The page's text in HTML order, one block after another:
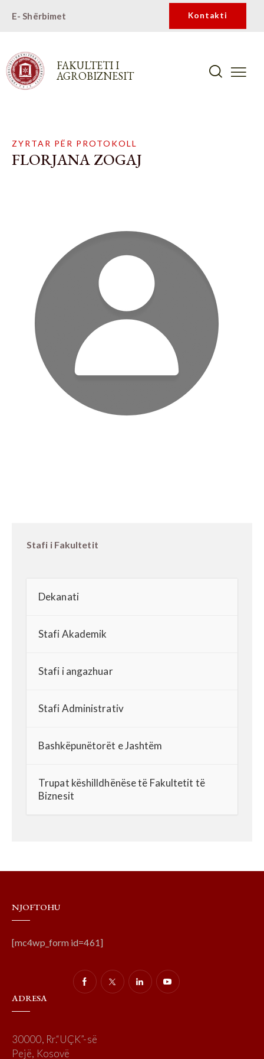
E- Shërbimet Kontakti
FAKULTETI I
AGROBIZNESIT
ZYRTAR PËR PROTOKOLL
FLORJANA ZOGAJ
Stafi i Fakultetit
Dekanati
Stafi Akademik
Stafi i angazhuar
Stafi Administrativ
Bashkëpunëtorët e Jashtëm
Trupat këshilldhënëse të Fakultetit të
Biznesit
NJOFTOHU
[mc4wp_form id=461]
ADRESA
30000, Rr.“UÇK”-së
Pejë, Kosovë